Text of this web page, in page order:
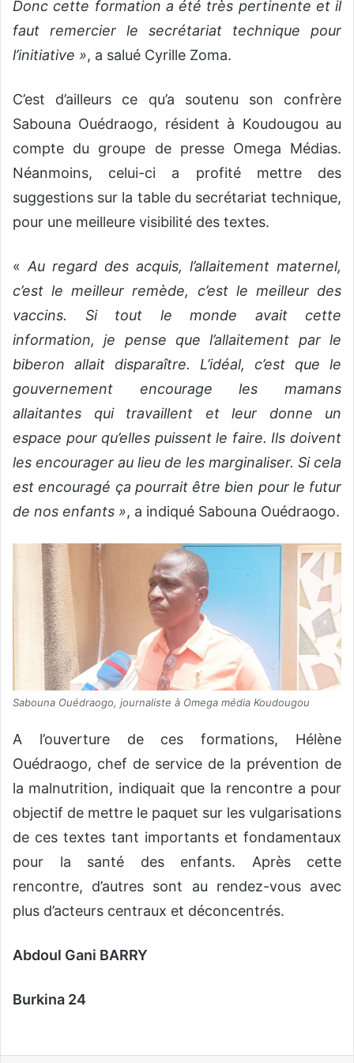
Donc cette formation a été très pertinente et il
faut remercier le secrétariat technique pour
l’initiative », a salué Cyrille Zoma.
C’est d’ailleurs ce qu’a soutenu son confrère
Sabouna Ouédraogo, résident à Koudougou au
compte du groupe de presse Omega Médias.
Néanmoins, celui-ci a profité mettre des
suggestions sur la table du secrétariat technique,
pour une meilleure visibilité des textes.
« Au regard des acquis, l’allaitement maternel,
c’est le meilleur remède, c’est le meilleur des
vaccins. Si tout le monde avait cette
information, je pense que l’allaitement par le
biberon allait disparaître. L’idéal, c’est que le
gouvernement encourage les mamans
allaitantes qui travaillent et leur donne un
espace pour qu’elles puissent le faire. Ils doivent
les encourager au lieu de les marginaliser. Si cela
est encouragé ça pourrait être bien pour le futur
de nos enfants », a indiqué Sabouna Ouédraogo.
Sabouna Ouédraogo, journaliste à Omega média Koudougou
A l’ouverture de ces formations, Hélène
Ouédraogo, chef de service de la prévention de
la malnutrition, indiquait que la rencontre a pour
objectif de mettre le paquet sur les vulgarisations
de ces textes tant importants et fondamentaux
pour la santé des enfants. Après cette
rencontre, d’autres sont au rendez-vous avec
plus d’acteurs centraux et déconcentrés.
Abdoul Gani BARRY
Burkina 24